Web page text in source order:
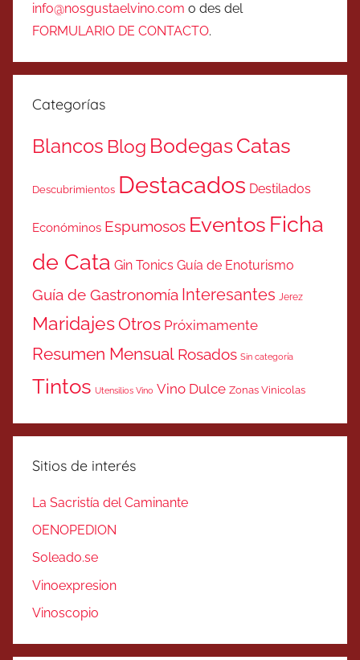
info@nosgustaelvino.com o des del
FORMULARIO DE CONTACTO.
Categorías
Blancos Blog BodegasCatas
Descubrimientos Destacados Destilados
Económinos Espumosos Eventos Ficha
de Cata Gin Tonics Guía de Enoturismo
Guía de Gastronomía Interesantes Jerez
MaridajesOtros Próximamente
Resumen Mensual Rosados Sin categoría
Tintos Utensilios Vino Vino Dulce Zonas Vinicolas
Sitios de interés
La Sacristía del Caminante
OENOPEDION
Soleado.se
Vinoexpresion
Vinoscopio